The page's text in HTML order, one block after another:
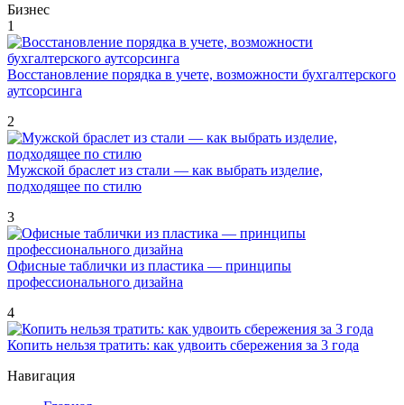
Бизнес
1
Восстановление порядка в учете, возможности бухгалтерского
аутсорсинга
2
Мужской браслет из стали — как выбрать изделие,
подходящее по стилю
3
Офисные таблички из пластика — принципы
профессионального дизайна
4
Копить нельзя тратить: как удвоить сбережения за 3 года
Навигация